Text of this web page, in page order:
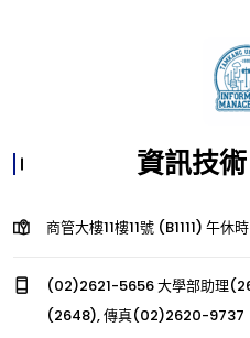
資訊技
商管大樓11樓11號 (B1111) 午休
(02)2621-5656 大學部助理
(2648), 傳真(02)2620-9737